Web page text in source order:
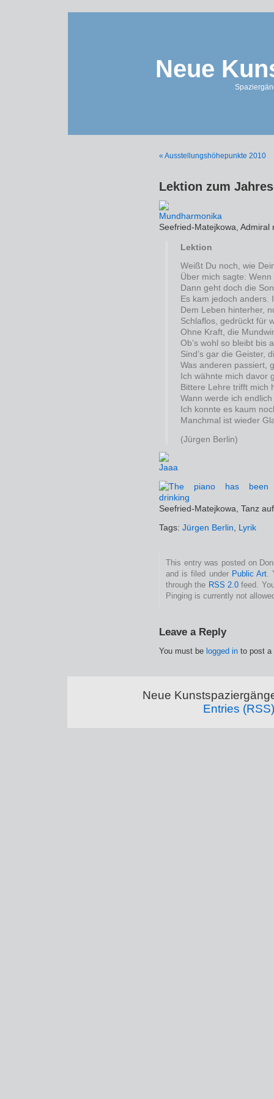
Neue
« Ausstellungshöhepunkte 2010
Lektion zum
Seefried-Matejkowa,
Lektion
Weißt Du noch, wie
Über mich sagte: Wenn
Dann geht doch die
Es kam jedoch anders.
Dem Leben hinterher,
Schlaflos, gedrückt für
Ohne Kraft, die
Ob’s wohl so bleibt bis
Sind’s gar die Geister,
Was anderen passiert,
Ich wähnte mich davor
Bittere Lehre trifft mich
Wann werde ich
Ich konnte es kaum
Manchmal ist wieder
(Jürgen Berlin)
Seefried-Matejkowa, Tanz
Tags: Jürgen Berlin Lyrik
This entry was posted on
and is filed under Public Art
through the RSS 2.0 feed.
Pinging is currently not
Leave a Reply
You must be logged in to post a
Neue
Entries (RSS)